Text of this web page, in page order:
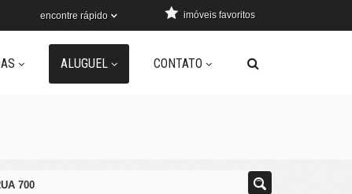
encontre rápido imóveis favoritos
ALUGUEL CONTATO
700